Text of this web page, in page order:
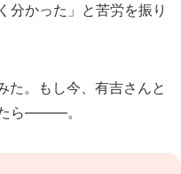
分かった」と苦労を振り
。もし今、有吉さんと
たら―――。